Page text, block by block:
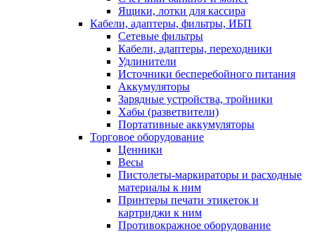
Ящики, лотки для кассира
Кабели, адаптеры, фильтры, ИБП
Сетевые фильтры
Кабели, адаптеры, переходники
Удлинители
Источники бесперебойного питания
Аккумуляторы
Зарядные устройства, тройники
Хабы (разветвители)
Портативные аккумуляторы
Торговое оборудование
Ценники
Весы
Пистолеты-маркираторы и расходные
материалы к ним
Принтеры печати этикеток и
картриджи к ним
Противокражное оборудование